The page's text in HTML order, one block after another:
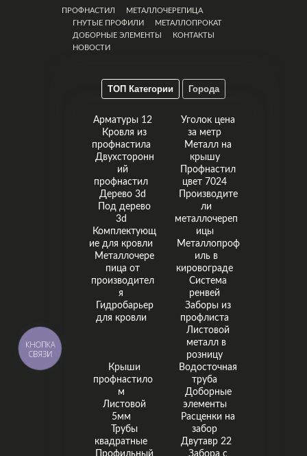
ПРОФНАСТИЛ
МЕТАЛЛОЧЕРЕПИЦА
ГНУТЫЕ ПРОФИЛИ
МЕТАЛЛОПРОКАТ
ДОБОРНЫЕ ЭЛЕМЕНТЫ
КОНТАКТЫ
НОВОСТИ
ТОП Категории Города
Арматуры 12
Кровля из
профнастила
Двухсторонн
ий
профнастил
Дерево 3d
Под дерево
3d
Комплектующ
ие для кровли
Металлочере
пица от
производител
я
Гидробарьер
для кровли
Уголок цена
за метр
Металл на
крышу
Профнастил
цвет 7024
Производите
ли
металлочереп
ицы
Металлопроф
иль в
кировограде
Система
ренвей
Заборы из
профлиста
Листовой
металл в
розницу
Крыши
профнастило
м
Листовой
5мм
Трубы
квадратные
Водосточная
труба
Доборные
элементы
Расценки на
забор
Двутавр 22
КНОПКА
СВЯЗИ